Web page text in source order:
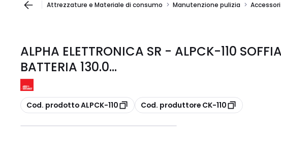
Attrezzature e Materiale di consumo Manutenzione pulizia
ALPHA ELETTRONICA SR - ALPCK-110
BATTERIA 130.0...
copia
Cod. prodotto ALPCK-110 copia
Cod. produttore CK-110